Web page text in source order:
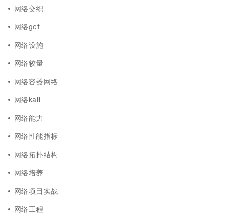
网络交织
网络get
网络设施
网络较量
网络容器网络
网络kali
网络能力
网络性能指标
网络拓扑结构
网络培养
网络项目实战
网络工程